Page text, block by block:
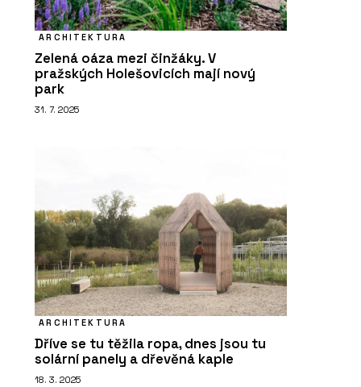
PRODUKTY
Akustické panely NOVATOP
PRODUKTY
Nosné desky s hranoly
NOVATOP OPEN
ARCHITEKTURA
Zelená oáza mezi činžáky. V
pražských Holešovicích mají nový
park
31. 7. 2025
ARCHITEKTURA
Dříve se tu těžila ropa, dnes jsou tu
solární panely a dřevěná kaple
18. 3. 2025